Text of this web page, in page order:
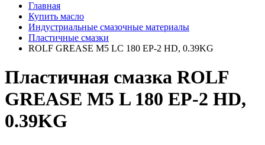
Главная
Купить масло
Индустриальные смазочные материалы
Пластичные смазки
ROLF GREASE M5 LС 180 EP-2 HD, 0.39KG
Пластичная смазка ROLF
GREASE M5 L 180 EP-2 HD,
0.39KG